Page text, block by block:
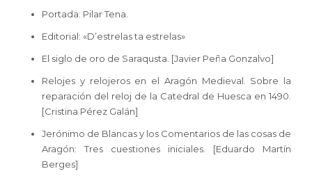
Portada: Pilar Tena.
Editorial: «D’estrelas ta estrelas»
El siglo de oro de Saraqusta. [Javier Peña Gonzalvo]
Relojes y relojeros en el Aragón Medieval. Sobre la
reparación del reloj de la Catedral de Huesca en 1490.
[Cristina Pérez Galán]
Jerónimo de Blancas y los Comentarios de las cosas de
Aragón: Tres cuestiones iniciales. [Eduardo Martín
Berges]